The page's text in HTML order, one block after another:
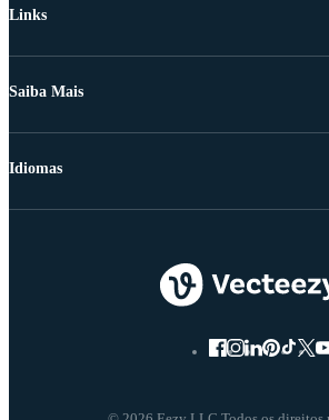
Links
Saiba Mais
Idiomas